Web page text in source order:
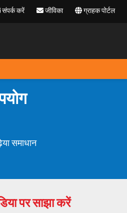
संपर्क करें जीविका ग्राहक पोर्टल
समाधान
पर साझा करें